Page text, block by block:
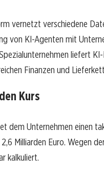
vernetzt verschiedene
von KI-Agenten mit
liefert
Finanzen und
Kurs
dem Unternehmen einen
Milliarden Euro. Wegen
kalkuliert.